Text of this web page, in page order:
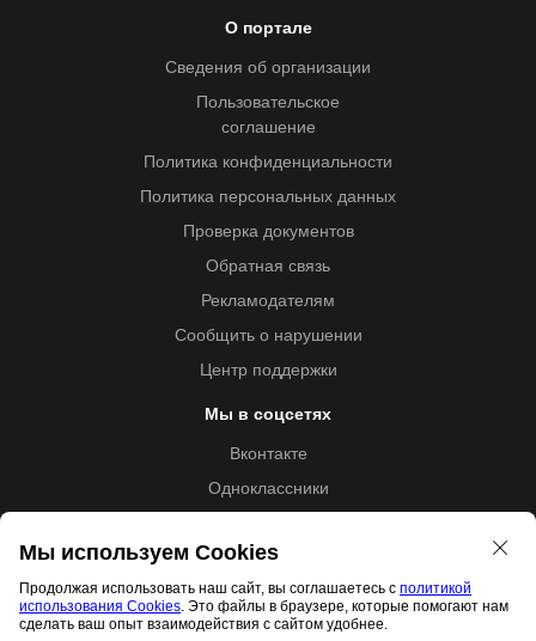
О портале
Сведения об организации
Пользовательское
соглашение
Политика конфиденциальности
Политика персональных данных
Проверка документов
Обратная связь
Рекламодателям
Сообщить о нарушении
Центр поддержки
Мы в соцсетях
Вконтакте
Одноклассники
Образовательная лицензия №5257 от 09.09.2020 (Л035-
Мы используем Cookies
Продолжая использовать наш сайт, вы соглашаетесь с политикой
использования Cookies. Это файлы в браузере, которые помогают нам
сделать ваш опыт взаимодействия с сайтом удобнее.